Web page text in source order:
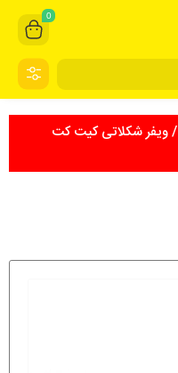
0
/ ویفر شکلاتی کیت کت